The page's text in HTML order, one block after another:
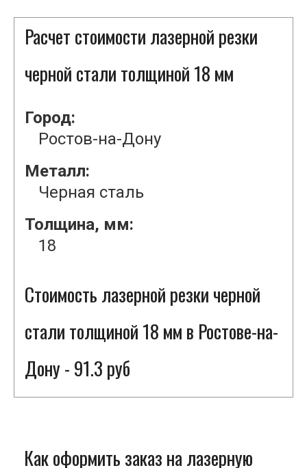
Расчет стоимости лазерной резки
черной стали толщиной 18 мм
Город:
Ростов-на-Дону
Металл:
Черная сталь
Толщина, мм:
18
Стоимость лазерной резки черной
стали толщиной 18 мм в Ростове-на-
Дону - 91.3 руб
Как оформить заказ на лазерную